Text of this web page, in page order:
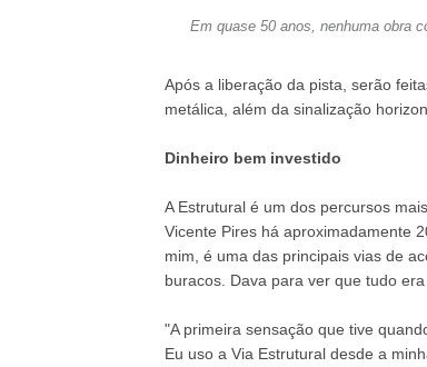
Em quase 50 anos, nenhuma obra
Após a liberação da pista, serão
metálica, além da sinalização
Dinheiro bem investido
A Estrutural é um dos percursos
Vicente Pires há aproximadamente
mim, é uma das principais vias de
buracos. Dava para ver que tudo
"A primeira sensação que tive
Eu uso a Via Estrutural desde a